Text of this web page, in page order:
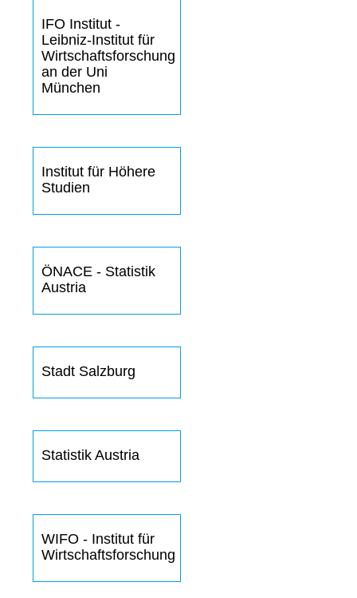
IFO Institut -
Leibniz-Institut für
Wirtschaftsforschung
an der Uni
München
Institut für Höhere
Studien
ÖNACE - Statistik
Austria
Stadt Salzburg
Statistik Austria
WIFO - Institut für
Wirtschaftsforschung